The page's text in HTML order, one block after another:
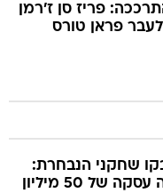
פריז סן ז'רמן
פראן טורס
שחקני הנבחרת:
פ.ס.ז' סגרה עסקה של 50 מיליון